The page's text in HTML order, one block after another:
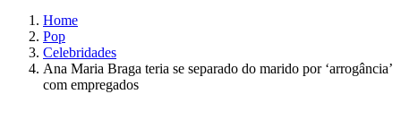
Home
Pop
Celebridades
Ana Maria Braga teria se separado do marido por ‘arrogância’
com empregados